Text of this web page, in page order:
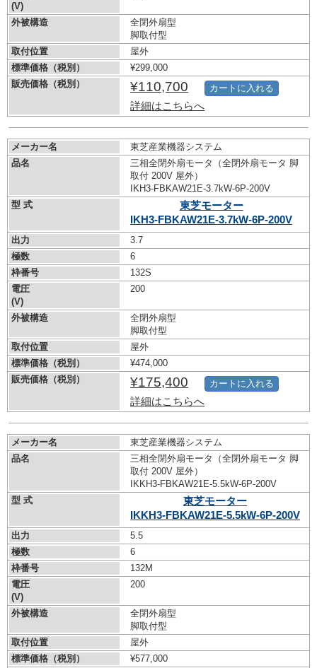
(V)
外被構造
全閉外扇型
脚取付型
取付位置
屋外
標準価格（税別）
¥299,000
販売価格（税別）
¥110,700
詳細はこちらへ
カートに入れる
メーカー名
東芝産業機器システム
品名
三相全閉外扇モータ（全閉外扇モータ 脚
取付 200V 屋外）
IKH3-FBKAW21E-3.7kW-6P-200V
型 式
東芝モーター
IKH3-FBKAW21E-3.7kW-6P-200V
出力
3.7
極数
6
枠番号
132S
電圧
(V)
200
外被構造
全閉外扇型
脚取付型
取付位置
屋外
標準価格（税別）
¥474,000
販売価格（税別）
¥175,400
詳細はこちらへ
カートに入れる
メーカー名
東芝産業機器システム
品名
三相全閉外扇モータ（全閉外扇モータ 脚
取付 200V 屋外）
IKKH3-FBKAW21E-5.5kW-6P-200V
型 式
東芝モーター
IKKH3-FBKAW21E-5.5kW-6P-200V
出力
5.5
極数
6
枠番号
132M
電圧
(V)
200
外被構造
全閉外扇型
脚取付型
取付位置
屋外
標準価格（税別）
¥577,000